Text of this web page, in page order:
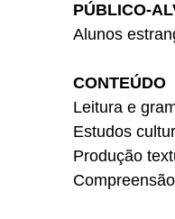
PÚBLICO-
Alunos
CONTEÚDO
Leitura e
Estudos
Produção